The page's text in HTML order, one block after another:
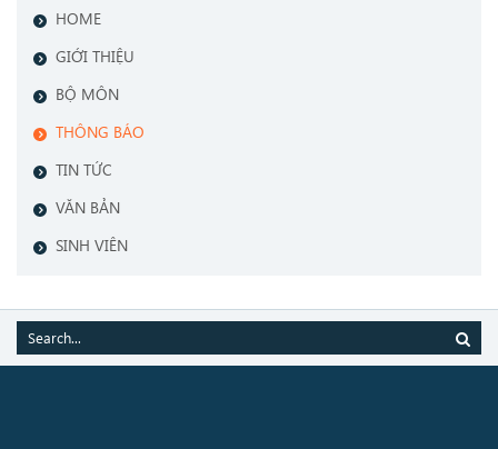
HOME
GIỚI THIỆU
BỘ MÔN
THÔNG BÁO
TIN TỨC
VĂN BẢN
SINH VIÊN